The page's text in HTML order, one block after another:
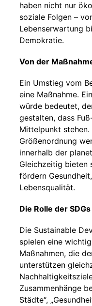
haben nicht nur
soziale Folgen –
Lebenserwartung
Demokratie.
Von der
Ein Umstieg vom
eine Maßnahme.
würde bedeutet,
gestalten, dass
Mittelpunkt
Größenordnung
innerhalb der
Gleichzeitig bieten
fördern
Lebensqualität.
Die Rolle der SDGs
Die Sustainable
spielen eine
Maßnahmen, die
unterstützen
Zusammenhänge
Städte“,